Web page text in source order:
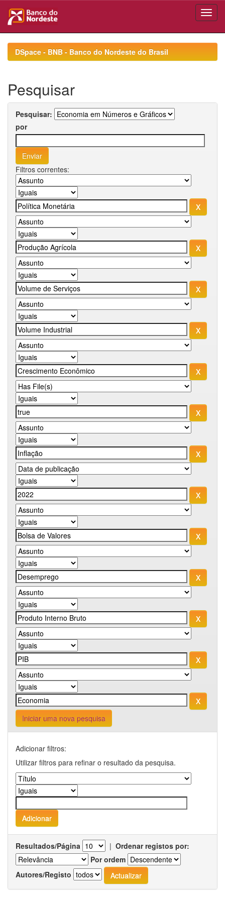
navigationDSpace - BNB - Banco do Nordeste do Brasil
Pesquisar
Pesquisar:
por
Filtros correntes:
Iniciar uma nova pesquisa
Adicionar filtros:
Utilizar filtros para refinar o resultado da pesquisa.
Resultados/Página | Ordenar registos por:
Por ordem
Autores/Registo